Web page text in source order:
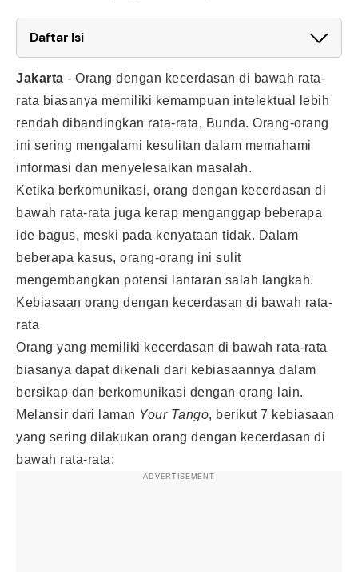
Daftar Isi
Jakarta - Orang dengan kecerdasan di bawah rata-
rata biasanya memiliki kemampuan intelektual lebih
rendah dibandingkan rata-rata, Bunda. Orang-orang
ini sering mengalami kesulitan dalam memahami
informasi dan menyelesaikan masalah.
Ketika berkomunikasi, orang dengan kecerdasan di
bawah rata-rata juga kerap menganggap beberapa
ide bagus, meski pada kenyataan tidak. Dalam
beberapa kasus, orang-orang ini sulit
mengembangkan potensi lantaran salah langkah.
Kebiasaan orang dengan kecerdasan di bawah rata-
rata
Orang yang memiliki kecerdasan di bawah rata-rata
biasanya dapat dikenali dari kebiasaannya dalam
bersikap dan berkomunikasi dengan orang lain.
Melansir dari laman Your Tango, berikut 7 kebiasaan
yang sering dilakukan orang dengan kecerdasan di
bawah rata-rata:
ADVERTISEMENT